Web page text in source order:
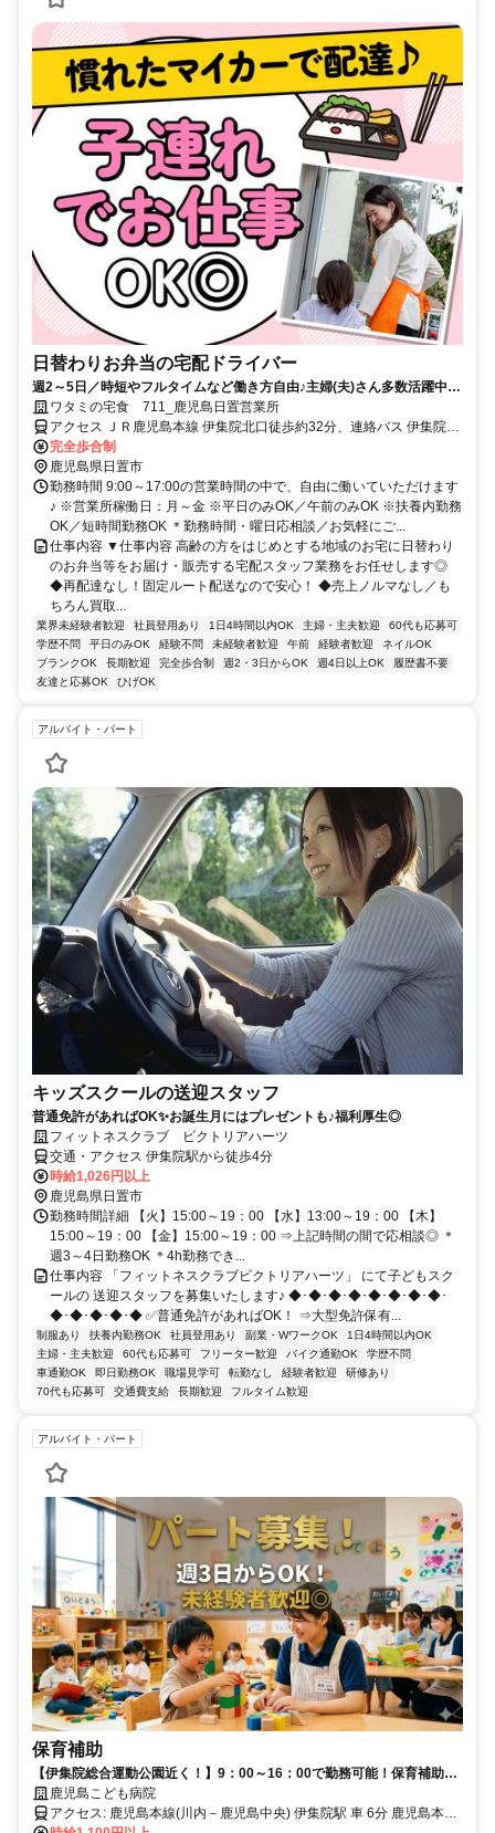
日替わりお弁当の宅配ドライバー
週2～5日／時短やフルタイムなど働き方自由♪主婦(夫)さん多数活躍中！
サポート体制バッチリなのでお子さんの行事でのお休みなども取りやす
い◎
ワタミの宅食 711_鹿児島日置営業所
アクセス ＪＲ鹿児島本線 伊集院北口徒歩約32分、連絡バス 伊集院北
口徒歩約32分、ＪＲ鹿児島本線 薩摩松元徒歩約93分
完全歩合制
鹿児島県日置市
勤務時間 9:00～17:00の営業時間の中で、自由に働いていただけます
♪ ※営業所稼働日：月～金 ※平日のみOK／午前のみOK ※扶養内勤務
OK／短時間勤務OK ＊勤務時間・曜日応相談／お気軽にご...
仕事内容 ▼仕事内容 高齢の方をはじめとする地域のお宅に日替わり
のお弁当等をお届け・販売する宅配スタッフ業務をお任せします◎
◆再配達なし！固定ルート配送なので安心！ ◆売上ノルマなし／も
ちろん買取...
業界未経験者歓迎 社員登用あり 1日4時間以内OK 主婦・主夫歓迎
60代も応募可
学歴不問
平日のみOK 経験不問 未経験者歓迎 午前 経験者歓迎
ネイルOK
ブランクOK
長期歓迎 完全歩合制 週2・3日からOK 週4日以上OK
履歴書不要
友達と応募OK
ひげOK
アルバイト・パート
キッズスクールの送迎スタッフ
普通免許があればOK✨お誕生月にはプレゼントも♪福利厚生◎
フィットネスクラブ ビクトリアハーツ
交通・アクセス 伊集院駅から徒歩4分
時給1,026円以上
鹿児島県日置市
勤務時間詳細 【火】15:00～19：00 【水】13:00～19：00 【木】
15:00～19：00 【金】15:00～19：00 ⇒上記時間の間で応相談◎ ＊
週3～4日勤務OK ＊4h勤務でき...
仕事内容 「フィットネスクラブビクトリアハーツ」 にて子どもスク
ールの 送迎スタッフを募集いたします♪ ◆･◆･◆･◆･◆･◆･◆･◆･
◆･◆･◆･◆･◆ ✅普通免許があればOK！ ⇒大型免許保有...
制服あり 扶養内勤務OK 社員登用あり 副業・WワークOK
1日4時間以内OK
主婦・主夫歓迎
60代も応募可 フリーター歓迎 バイク通勤OK
学歴不問
車通勤OK
即日勤務OK 職場見学可 転勤なし 経験者歓迎
研修あり
70代も応募可
交通費支給 長期歓迎 フルタイム歓迎
アルバイト・パート
保育補助
【伊集院総合運動公園近く！】9：00～16：00で勤務可能！保育補助の
お仕事です◎
鹿児島こども病院
アクセス: 鹿児島本線(川内－鹿児島中央) 伊集院駅 車 6分 鹿児島本線